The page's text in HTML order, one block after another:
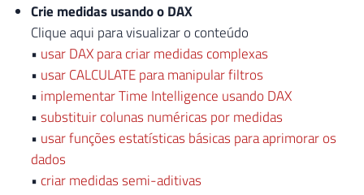
Crie medidas usando o DAX
Clique aqui para visualizar o conteúdo
• usar DAX para criar medidas complexas
• usar CALCULATE para manipular filtros
• implementar Time Intelligence usando DAX
•substituir colunas numéricas por medidas
• usar funções estatísticas básicas para aprimorar os
dados
• criar medidas semi-aditivas